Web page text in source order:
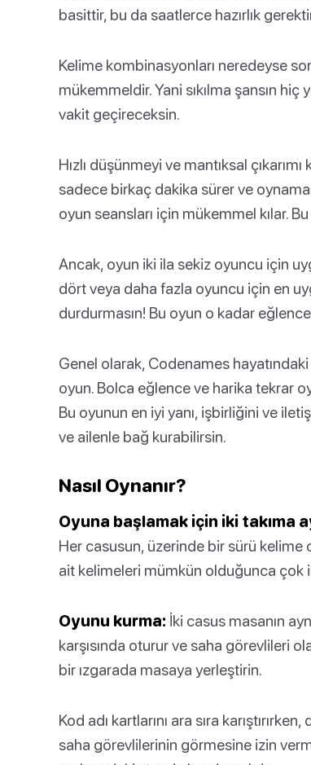
basittir, bu da saatlerce hazırlık
Kelime kombinasyonları neredeyse
mükemmeldir. Yani sıkılma şansın hiç
vakit geçireceksin.
Hızlı düşünmeyi ve mantıksal
sadece birkaç dakika sürer ve
oyun seansları için mükemmel kılar.
Ancak, oyun iki ila sekiz oyuncu için
dört veya daha fazla oyuncu için en
durdurmasın! Bu oyun o kadar
Genel olarak, Codenames
oyun. Bolca eğlence ve harika tekrar
Bu oyunun en iyi yanı, işbirliğini ve
ve ailenle bağ kurabilirsin.
Nasıl Oynanır?
Oyuna başlamak için iki takıma
Her casusun, üzerinde bir sürü kelime
ait kelimeleri mümkün olduğunca çok
Oyunu kurma: İki casus masanın
karşısında oturur ve saha görevlileri
bir ızgarada masaya yerleştirin.
Kod adı kartlarını ara sıra
saha görevlilerinin görmesine izin